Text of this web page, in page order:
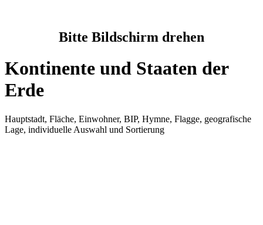
Bitte Bildschirm drehen
Kontinente und Staaten der
Erde
Hauptstadt, Fläche, Einwohner, BIP, Hymne, Flagge, geografische
Lage, individuelle Auswahl und Sortierung